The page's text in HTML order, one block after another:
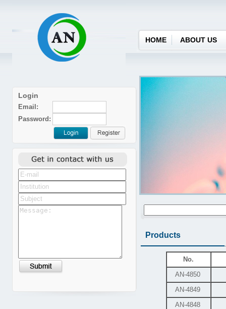
HOME ABOUT US
Login
Email:
Password:
Products
No.
AN-4850
AN-4849
AN-4848